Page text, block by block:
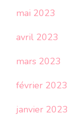
mai 2023
avril 2023
mars 2023
février 2023
janvier 2023